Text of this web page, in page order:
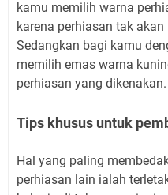
kamu memilih warna
karena perhiasan tak
Sedangkan bagi kamu
memilih emas warna
perhiasan yang dikenakan.
Tips khusus untuk
Hal yang paling
perhiasan lain ialah